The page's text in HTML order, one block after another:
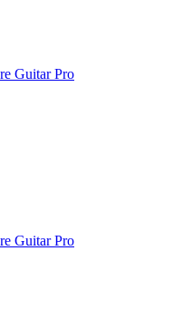
Guitar Pro
Guitar Pro